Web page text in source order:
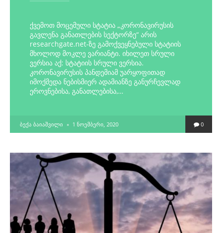
ქვემოთ მოცემული სტატია „კორონავირუსის
გავლენა განათლების სექტორზე“ არის
researchgate.net-ზე გამოქვეყნებული სტატიის
მხოლოდ მოკლე ვარიანტი. იხილეთ სრული
ვერსია აქ: სტატიის სრული ვერსია.
კორონავირუსის პანდემიამ უარყოფითად
იმოქმედა ნებისმიერ ადამიანზე განურჩევლად
ეროვნებისა, განათლებისა,…
POSTED
BY
ᲑᲔᲥᲐ ᲑᲐᲘᲐᲨᲕᲘᲚᲘ 1 ᲜᲝᲔᲛᲑᲔᲠᲘ, 2020 0